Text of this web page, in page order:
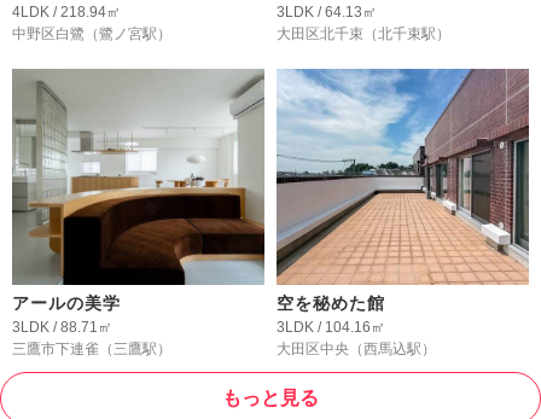
4LDK / 218.94㎡
中野区白鷺 （鷺ノ宮駅）
3LDK / 64.13㎡
大田区北千束 （北千束駅）
アールの美学
3LDK / 88.71㎡
三鷹市下連雀 （三鷹駅）
空を秘めた館
3LDK / 104.16㎡
大田区中央 （西馬込駅）
もっと見る